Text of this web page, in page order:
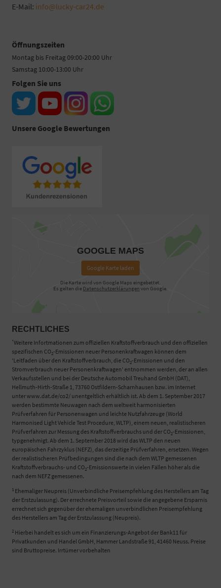
E-Mail: info@lucky-car24.de
Öffnungszeiten
Montag bis Freitag 09:00-20:00 Uhr
Samstag 10:00-13:00 Uhr
Folgen Sie uns
Unsere Google Bewertungen
GOOGLE MAPS
Google Karte laden
Die Karte wird von Google Maps eingebettet.
Es gelten die Datenschutzerklärungen von Google.
RECHTLICHES
*Weitere Infortmationen zum offiziellen Kraftstoffverbrauch und den offiziellen
spezifischen CO2-Emissionen neuer Personenkraftwagen können dem
'Leitfaden über den Kraftstoffverbrauch, die CO2-Emissionen und den
Stromverbrauch neuer Personenkraftwagen' entnommen werden, der an allen
Verkaufsstellen und bei der Deutsche Automobil Treuhand GmbH (DAT),
Hellmuth-Hirth-Straße 1, 73760 Ostfildern-Scharnhausen bzw. im Internet
unter www.dat.de/co2/ unentgeltlich erhältlich ist. Ab dem 1. September 2017
werden bestimmte Neuwagen nach dem weltweit harmonisierten
Prüfverfahren für Personenwagen und leichte Nutzfahrzeuge (World
Harmonised Light Vehicle Test Procedure, WLTP), einem neuen, realistischeren
Prüfverfahren zur Messung des Kraftstoffverbrauchs und der CO2-Emissionen,
typgenehmigt. Ab dem 1. September 2018 wird das WLTP den neuen
europäischen Fahrzyklus (NEFZ), das derzeitige Prüfverfahren, ersetzen. Wegen
der realistischeren Prüfbedingungen sind die nach dem WLTP gemessenen
Kraftstoffverbrauchs- und CO2-Emissionswerte in vielen Fällen höher als die
nach dem NEFZ gemessenen.
1 Ehemaliger Neupreis (Unverbindliche Preisempfehlung des Herstellers am Tag
der Erstzulassung). Der errechnete Preisvorteil sowie die angegebene Ersparnis
errechnet sich gegenüber der ehemaligen unverbindlichen Preisempfehlung
des Herstellers am Tag der Erstzulassung (Neupreis).
2 Hierbei handelt es sich um ein Finanzierungs-Angebot der Bank11 für
Privatkunden und Handel GmbH, Hammer Landstraße 91, 41460 Neuss. Preise
sind Bruttopreise. Irrtümer vorbehalten